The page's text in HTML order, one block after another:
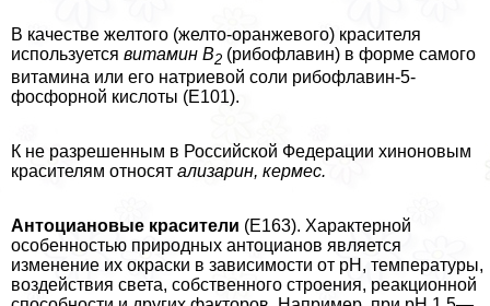
В качестве желтого (желто-оранжевого) красителя
используется витамин В2 (рибофлавин) в форме самого
витамина или его натриевой соли рибофлавин-5-
фосфорной кислоты (Е101).
К не разрешенным в Российской Федерации хиноновым
красителям относят ализарин, кермес.
Антоциановые красители (Е163). Хаpaктерной
особенностью природных антоцианов является
изменение их окраски в зависимости от pH, температуры,
воздействия света, собственного строения, реакционной